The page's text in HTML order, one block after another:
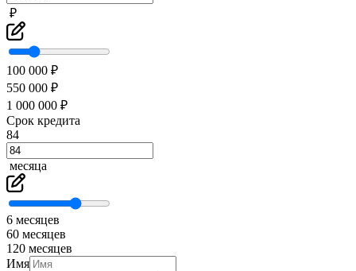
₽
100 000 ₽
550 000 ₽
1 000 000 ₽
Срок кредита
84
месяца
6 месяцев
60 месяцев
120 месяцев
Имя